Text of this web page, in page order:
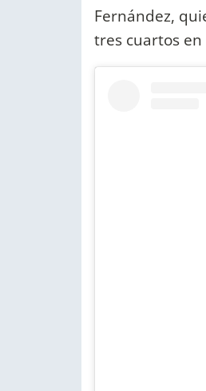
Fernández,
tres cuartos